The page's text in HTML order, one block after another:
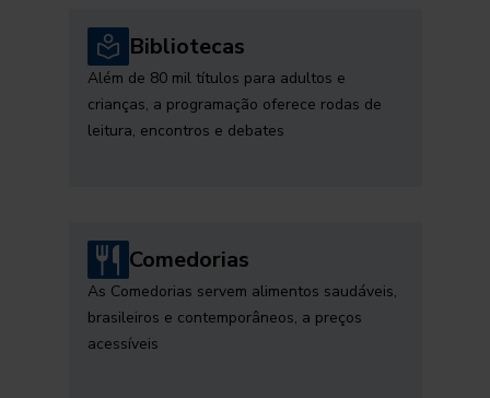
Bibliotecas
Além de 80 mil títulos para adultos e
crianças, a programação oferece rodas de
leitura, encontros e debates
Comedorias
As Comedorias servem alimentos saudáveis,
brasileiros e contemporâneos, a preços
acessíveis